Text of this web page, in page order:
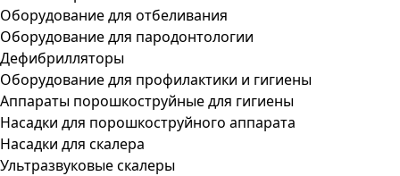
Оборудование для отбеливания
Оборудование для пародонтологии
Дефибрилляторы
Оборудование для профилактики и гигиены
Аппараты порошкоструйные для гигиены
Насадки для порошкоструйного аппарата
Насадки для скалера
Ультразвуковые скалеры